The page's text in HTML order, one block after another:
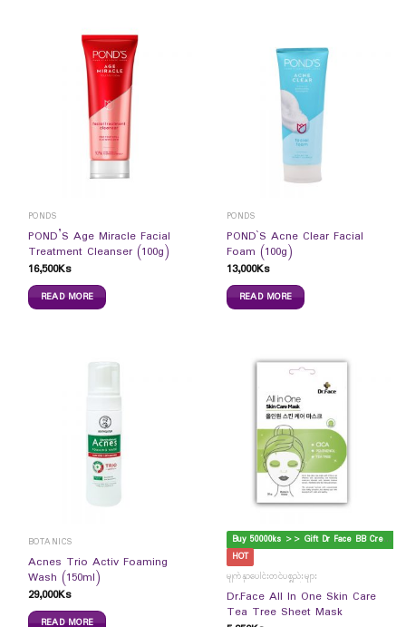
PONDS
POND’S Age Miracle Facial
Treatment Cleanser (100g)
16,500Ks
READ MORE
PONDS
POND`S Acne Clear Facial
Foam (100g)
13,000Ks
READ MORE
BOTANICS
Acnes Trio Activ Foaming
Wash (150ml)
29,000Ks
READ MORE
B
uy 50000ks >> Gift Dr Face BB Cream
HOT
မျက်နှာပေါင်းတင်ပစ္စည်းများ
Dr.Face All In One Skin Care
Tea Tree Sheet Mask